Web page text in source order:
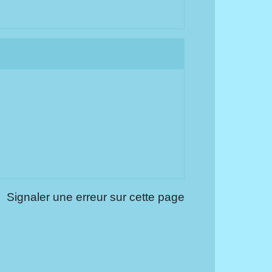
Signaler une erreur sur cette page